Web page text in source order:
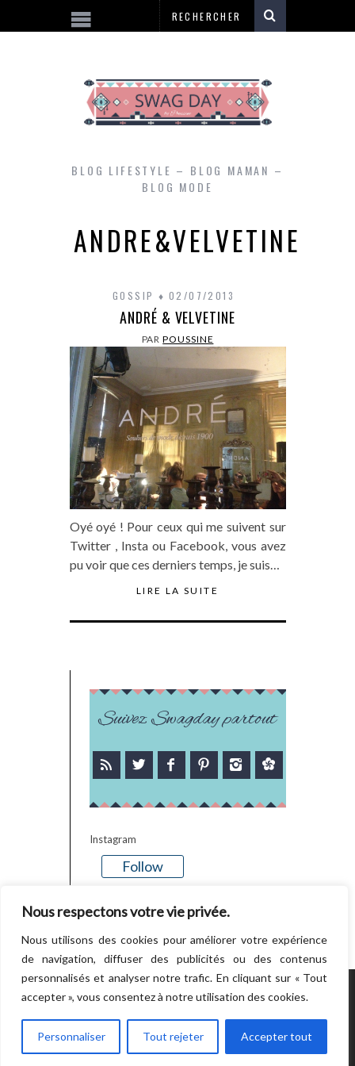
Nous respectons votre vie privée.
Nous utilisons des cookies pour améliorer votre expérience
de navigation, diffuser des publicités ou des contenus
personnalisés et analyser notre trafic. En cliquant sur « Tout
accepter », vous consentez à notre utilisation des cookies.
Personnaliser Tout rejeter Accepter tout
BLOG LIFESTYLE – BLOG MAMAN –
BLOG MODE
ANDRE&VELVETINE
GOSSIP 02/07/2013
ANDRÉ & VELVETINE
PARPOUSSINE
Oyé oyé ! Pour ceux qui me suivent sur
Twitter , Insta ou Facebook, vous avez
pu voir que ces derniers temps, je suis…
LIRE LA SUITE
Suivez Swagday partout
Instagram
Follow
POWERED BY WORDPRESS.CREATED BY
THEMESINDEP
RETOUR EN HAUT